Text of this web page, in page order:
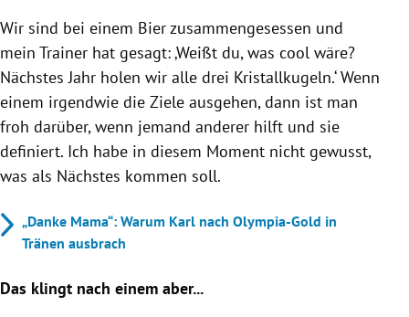
Wir sind bei einem Bier zusammengesessen und
mein Trainer hat gesagt: ‚Weißt du, was cool wäre?
Nächstes Jahr holen wir alle drei Kristallkugeln.‘ Wenn
einem irgendwie die Ziele ausgehen, dann ist man
froh darüber, wenn jemand anderer hilft und sie
definiert. Ich habe in diesem Moment nicht gewusst,
was als Nächstes kommen soll.
„Danke Mama“: Warum Karl nach Olympia-Gold in
Tränen ausbrach
Das klingt nach einem aber...